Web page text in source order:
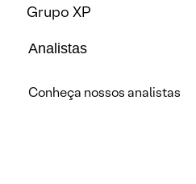
Grupo XP
Analistas
Conheça nossos analistas